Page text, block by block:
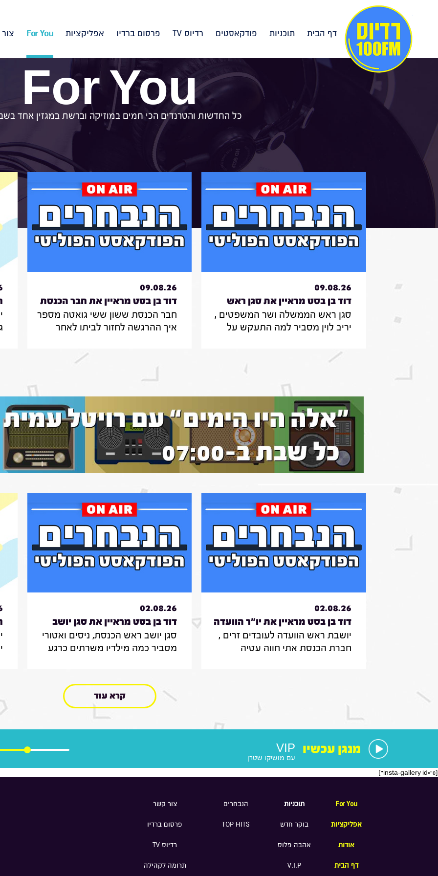
דף הבית תוכניות פודקאסטים רדיוס TV פרסום ברדיו אפליקציות For You
For You
כל החדשות והטרנדים הכי חמים במוזיקה וברשת במגזין אחד
09.08.26
דוד בן בסט מראיין את סגן ראש
הממשלה ושר המשפטים , יריב
לוין|7.8.26
סגן ראש הממשלה ושר המשפטים ,
יריב לוין מסביר למה התעקש על
דעתו על גיוס חרדים לצה"ל ואיזו
מפלגה לא תהיה שותפה לממשלה
09.08.26
דוד בן בסט מראיין את חבר הכנסת
ששון ששי גואטה|7.8.26
חבר הכנסת ששון ששי גואטה מספר
איך ההרגשה לחזור לביתו לאחר
כיצד אפשר להילחם ביוקר המחייה,
ולנצח את תופעת הפרוטקשן
שמאיימת על עסקים ברחבי הארץ
02.08.26
דוד בן בסט מראיין את יו"ר הוועדה
לעובדים זרים , חברת הכנסת אתי
חווה עטיה|31.7.26
יושבת ראש הוועדה לעובדים זרים ,
חברת הכנסת אתי חווה עטיה
אותה בעשייה הפרלמנטרית
02.08.26
דוד בן בסט מראיין את סגן יושב
ראש הכנסת, ניסים ואטורי|31.7.26
סגן יושב ראש הכנסת, ניסים ואטורי
מסביר כמה מילדיו משרתים כרגע
חרדים ואיזה שר הוא רוצה להיות
בממשלה הבאהקרא עוד
מנגן עכשיו VIP
עם מושיקו שטרן
[insta-gallery id="0"]
For You
אפליקציות
אודות
דף הבית
תוכניות
בוקר חדש
אהבה פלוס
V.I.P
הנבחרים
TOP HITS
צור קשר
פרסום ברדיו
רדיוס TV
תרומה לקהילה